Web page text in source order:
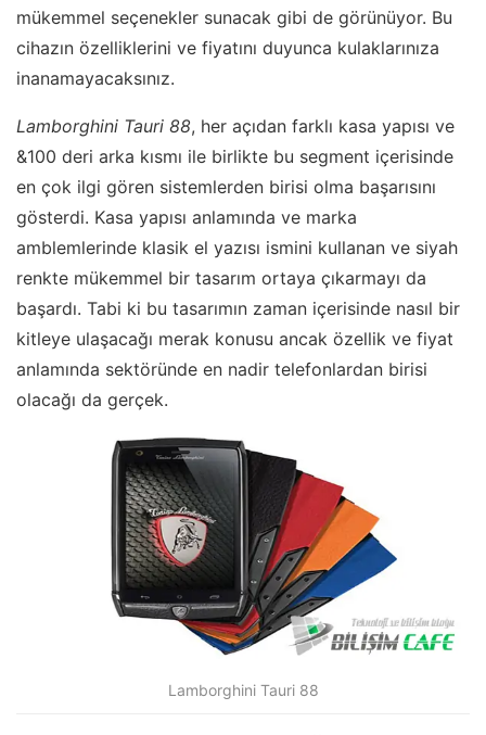
mükemmel seçenekler sunacak gibi de görünüyor. Bu
cihazın özelliklerini ve fiyatını duyunca kulaklarınıza
inanamayacaksınız.
Lamborghini Tauri 88, her açıdan farklı kasa yapısı ve
&100 deri arka kısmı ile birlikte bu segment içerisinde
en çok ilgi gören sistemlerden birisi olma başarısını
gösterdi. Kasa yapısı anlamında ve marka
amblemlerinde klasik el yazısı ismini kullanan ve siyah
renkte mükemmel bir tasarım ortaya çıkarmayı da
başardı. Tabi ki bu tasarımın zaman içerisinde nasıl bir
kitleye ulaşacağı merak konusu ancak özellik ve fiyat
anlamında sektöründe en nadir telefonlardan birisi
olacağı da gerçek.
Lamborghini Tauri 88